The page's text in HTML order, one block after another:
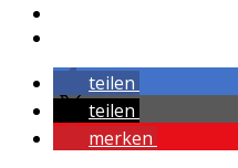
teilen
teilen
merken